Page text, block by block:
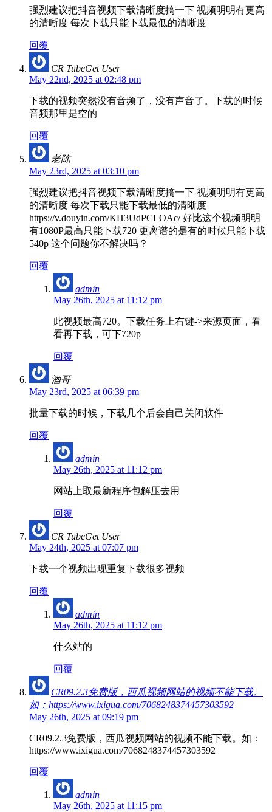
强烈建议把抖音视频下载清晰度搞一下 视频明明有更高
的清晰度 每次下载只能下载最低的清晰度
回覆
CR TubeGet User
May 22nd, 2025 at 02:48 pm
下载的视频突然没有音频了，没有声音了。下载的时候
音频那里是空的
回覆
老陈
May 23rd, 2025 at 03:10 pm
强烈建议把抖音视频下载清晰度搞一下 视频明明有更高
的清晰度 每次下载只能下载最低的清晰度
https://v.douyin.com/KH3UdPCLOAc/ 好比这个视频明明
有1080P最高只能下载720 更离谱的是有的时候只能下载
540p 这个问题你不解决吗？
回覆
admin
May 26th, 2025 at 11:12 pm
此视频最高720。下载任务上右键->来源页面，看
看再下载，可下720p
回覆
酒哥
May 23rd, 2025 at 06:39 pm
批量下载的时候，下载几个后会自己关闭软件
回覆
admin
May 26th, 2025 at 11:12 pm
网站上取最新程序包解压去用
回覆
CR TubeGet User
May 24th, 2025 at 07:07 pm
下载一个视频出现重复下载很多视频
回覆
admin
May 26th, 2025 at 11:12 pm
什么站的
回覆
CR09.2.3免费版，西瓜视频网站的视频不能下载。
如：https://www.ixigua.com/7068248374457303592
May 26th, 2025 at 09:19 pm
CR09.2.3免费版，西瓜视频网站的视频不能下载。如：
https://www.ixigua.com/7068248374457303592
回覆
admin
May 26th, 2025 at 11:15 pm